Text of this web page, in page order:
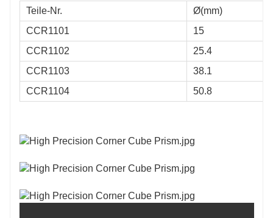
Teile-Nr.
Ø(mm)
CCR1101
15
CCR1102
25.4
CCR1103
38.1
CCR1104
50.8